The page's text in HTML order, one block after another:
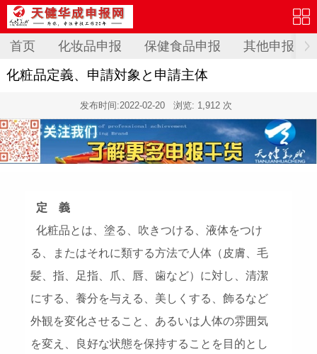
首页 化妆品申报 保健食品申报 其他申报
化粧品定義、申請対象と申請主体
发布时间:2022-02-20 浏览: 1,912 次
定 義
化粧品とは、塗る、吹きつける、液体をつけ
る、またはそれに類する方法で人体（皮膚、毛
髪、指、足指、爪、唇、歯など）に対し、清潔
にする、養分を与える、美しくする、飾るなど
外観を変化させること、あるいは人体の雰囲気
を変え、良好な状態を保持することを目的とし